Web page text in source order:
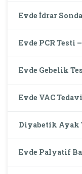
Evde İdrar
Evde PCR Testi
Evde Gebelik
Evde VAC
Diyabetik Ayak
Evde Palyatif